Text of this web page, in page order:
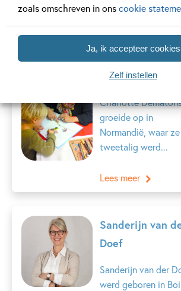
zoals omschreven in onscookie
Ja, ik accepteer cookies
Zelf instellen
Charlotte
Charlotte
groeide op in
Normandië, waar ze
tweetalig werd...
Lees meer
Sanderijn van
Doef
Sanderijn van der
werd geboren in